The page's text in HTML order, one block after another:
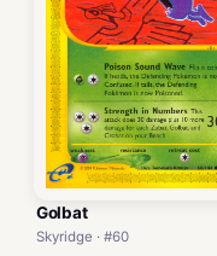
Golbat
Skyridge · #60